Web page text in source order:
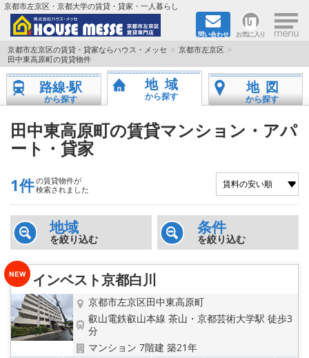
京都市左京区・京都大学の賃貸・貸家・一人暮らし
問い合わせ お気に入り ×
TOPページ
地図から検索
京都大学＆京都芸術大学生さんに
書類DL & 入居者さまへ
家族で住むならマンション？賃家？
一人暮らしの物件特集
ペット相談OKの賃貸！
特選物件
ハウスメーカー施工特集！
京都市左京区の賃貸・貸家ならハウス・メッセ
京都市左京区
田中東高原町の賃貸物件
路線·駅
から探す
地域
から探す
地図
から探す
田中東高原町の賃貸マンション・アパ
ート・貸家
1件の賃貸物件が
検索されました
地域
を絞り込む
条件
を絞り込む
インベスト京都白川
京都市左京区田中東高原町
叡山電鉄叡山本線 茶山・京都芸術大学駅 徒歩3
分
マンション 7階建 築21年